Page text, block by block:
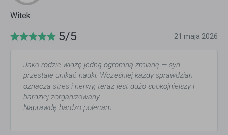
Witek
5/5 21 maja 2026
Jako rodzic widzę jedną ogromną zmianę — syn
przestaje unikać nauki. Wcześniej każdy sprawdzian
oznacza stres i nerwy, teraz jest dużo spokojniejszy i
bardziej zorganizowany.
Naprawdę bardzo polecam